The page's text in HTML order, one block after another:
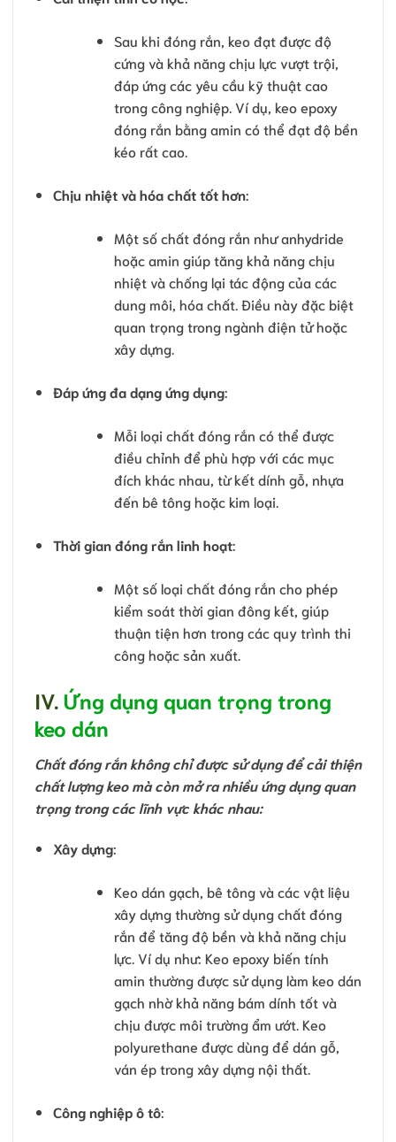
Sau khi đóng rắn, keo đạt được độ
cứng và khả năng chịu lực vượt trội,
đáp ứng các yêu cầu kỹ thuật cao
trong công nghiệp. Ví dụ, keo epoxy
đóng rắn bằng amin có thể đạt độ bền
kéo rất cao.
Chịu nhiệt và hóa chất tốt hơn:
Một số chất đóng rắn như anhydride
hoặc amin giúp tăng khả năng chịu
nhiệt và chống lại tác động của các
dung môi, hóa chất. Điều này đặc biệt
quan trọng trong ngành điện tử hoặc
xây dựng.
Đáp ứng đa dạng ứng dụng:
Mỗi loại chất đóng rắn có thể được
điều chỉnh để phù hợp với các mục
đích khác nhau, từ kết dính gỗ, nhựa
đến bê tông hoặc kim loại.
Thời gian đóng rắn linh hoạt:
Một số loại chất đóng rắn cho phép
kiểm soát thời gian đông kết, giúp
thuận tiện hơn trong các quy trình thi
công hoặc sản xuất.
IV. Ứng dụng quan trọng trong
keo dán
Chất đóng rắn không chỉ được sử dụng để cải thiện
chất lượng keo mà còn mở ra nhiều ứng dụng quan
trọng trong các lĩnh vực khác nhau:
Xây dựng:
Keo dán gạch, bê tông và các vật liệu
xây dựng thường sử dụng chất đóng
rắn để tăng độ bền và khả năng chịu
lực. Ví dụ như: Keo epoxy biến tính
amin thường được sử dụng làm keo dán
gạch nhờ khả năng bám dính tốt và
chịu được môi trường ẩm ướt. Keo
polyurethane được dùng để dán gỗ,
ván ép trong xây dựng nội thất.
Công nghiệp ô tô: